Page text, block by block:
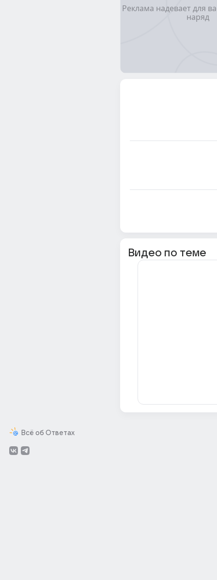
Всё об Ответах
Видео по теме